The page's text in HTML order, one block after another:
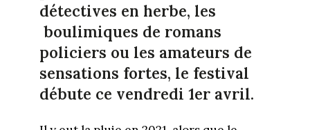
détectives en herbe, les
boulimiques de romans
policiers ou les amateurs de
sensations fortes, le festival
débute ce vendredi 1er avril.